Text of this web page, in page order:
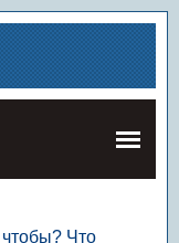
чтобы? Что